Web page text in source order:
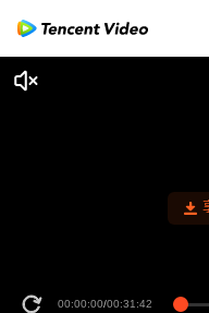
00:00:00/00:31:42